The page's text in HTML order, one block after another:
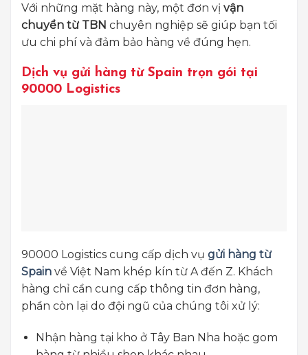
Với những mặt hàng này, một đơn vị vận
chuyển từ TBN chuyên nghiệp sẽ giúp bạn tối
ưu chi phí và đảm bảo hàng về đúng hẹn.
Dịch vụ gửi hàng từ Spain trọn gói tại
90000 Logistics
90000 Logistics cung cấp dịch vụ gửi hàng từ
Spain về Việt Nam khép kín từ A đến Z. Khách
hàng chỉ cần cung cấp thông tin đơn hàng,
phần còn lại do đội ngũ của chúng tôi xử lý:
Nhận hàng tại kho ở Tây Ban Nha hoặc gom